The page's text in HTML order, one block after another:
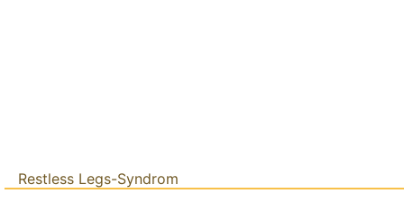
Restless Legs-Syndrom